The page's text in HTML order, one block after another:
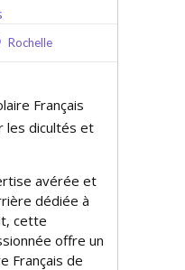
Rochelle
Français
difficultés et
avérée et
dédiée à
cette
offre un
Français de